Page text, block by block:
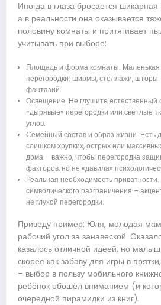
Иногда в глаза бросается
а в реальности она оказывается
половину комнаты и притягивает
учитывать при выборе:
Площадь и форма комнаты. Маленькая
перегородки: ширмы, стеллажи,
фантазий.
Освещение. Не глушите естественный
«дырявые» перегородки или светлые
углов.
Семейный состав и образ жизни. Есть
слишком хрупких, острых или
дома – важно, чтобы перегородка
факторов, но не «давила»
Реальная необходимость
символического разграничения –
не глухой перегородки.
Приведу пример: Юля, молодая
рабочий угол за занавеской.
казалось отличной идеей, но
скорее как забаву для игры в
– выбор в пользу мобильного
ребёнок обошёл вниманием (и
очередной пирамидки из книг).